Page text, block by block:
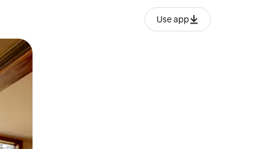
Use app